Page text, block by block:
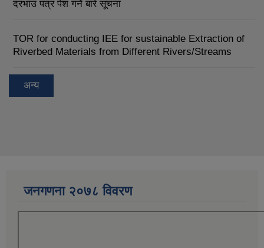
दरभाउ पत्र पेश गर्ने बारे सूचना
TOR for conducting IEE for sustainable Extraction of
Riverbed Materials from Different Rivers/Streams
अन्य
जनगणना २०७८ विवरण